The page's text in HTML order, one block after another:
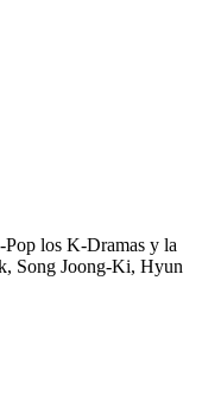
Pop los K-Dramas y la
Song Joong-Ki, Hyun